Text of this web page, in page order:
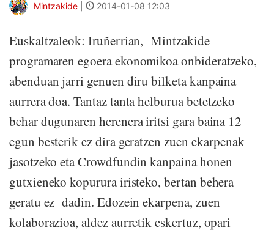
Mintzakide 2014-01-08 12:03
Euskaltzaleok: Iruñerrian, Mintzakide
programaren egoera ekonomikoa onbideratzeko,
abenduan jarri genuen diru bilketa kanpaina
aurrera doa. Tantaz tanta helburua betetzeko
behar dugunaren herenera iritsi gara baina 12
egun besterik ez dira geratzen zuen ekarpenak
jasotzeko eta Crowdfundin kanpaina honen
gutxieneko kopurura iristeko, bertan behera
geratu ez dadin. Edozein ekarpena, zuen
kolaborazioa, aldez aurretik eskertuz, opari